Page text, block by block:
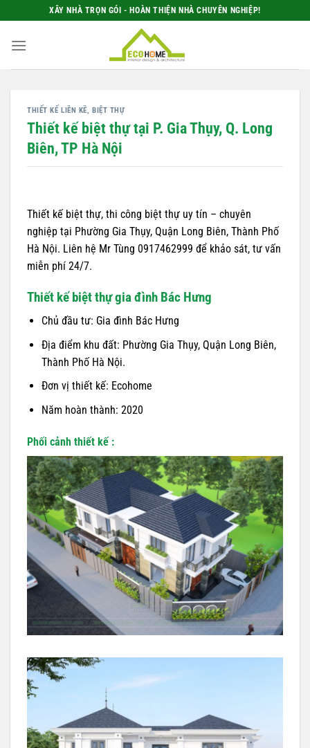
qua
nội
XÂY NHÀ TRỌN GÓI - HOÀN THIỆN NHÀ CHUYÊN NGHIỆP!
THIẾT KẾ LIỀN KỀ, BIỆT THỰ
Thiết kế biệt thự tại P. Gia Thụy, Q. Long
Biên, TP Hà Nội
Thiết kế biệt thự, thi công biệt thự uy tín – chuyên
nghiệp tại Phường Gia Thụy, Quận Long Biên, Thành Phố
Hà Nội. Liên hệ Mr Tùng 0917462999 để khảo sát, tư vấn
miễn phí 24/7.
Thiết kế biệt thự gia đình Bác Hưng
Chủ đầu tư: Gia đình Bác Hưng
Địa điểm khu đất: Phường Gia Thụy, Quận Long Biên,
Thành Phố Hà Nội.
Đơn vị thiết kế: Ecohome
Năm hoàn thành: 2020
Phối cảnh thiết kế :